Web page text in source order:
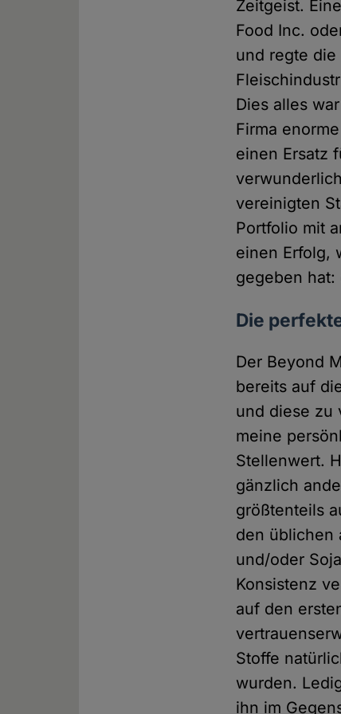
Zeitgeist.
Food Inc.
und regte die
Dies alles
Firma
einen Ersatz
vereinigten
Portfolio mit
einen Erfolg,
gegeben hat:
Die
Der Beyond
bereits auf
und diese zu
meine
Stellenwert.
gänzlich
größtenteils
den üblichen
und/oder
Konsistenz
auf den
Stoffe
wurden.
ihn im